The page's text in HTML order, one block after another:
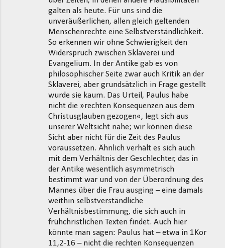
galten als heute. Für uns sind die
unveräußerlichen, allen gleich geltenden
Menschenrechte eine Selbstverständlichkeit.
So erkennen wir ohne Schwierigkeit den
Widerspruch zwischen Sklaverei und
Evangelium. In der Antike gab es von
philosophischer Seite zwar auch Kritik an der
Sklaverei, aber grundsätzlich in Frage gestellt
wurde sie kaum. Das Urteil, Paulus habe
nicht die »rechten Konsequenzen aus dem
Christusglauben gezogen«, legt sich aus
unserer Weltsicht nahe; wir können diese
Sicht aber nicht für die Zeit des Paulus
voraussetzen. Ähnlich verhält es sich auch
mit dem Verhältnis der Geschlechter, das in
der Antike wesentlich asymmetrisch
bestimmt war und von der Überordnung des
Mannes über die Frau ausging – eine damals
weithin selbstverständliche
Verhältnisbestimmung, die sich auch in
frühchristlichen Texten findet. Auch hier
könnte man sagen: Paulus hat – etwa in 1Kor
11,2-16 – nicht die rechten Konsequenzen